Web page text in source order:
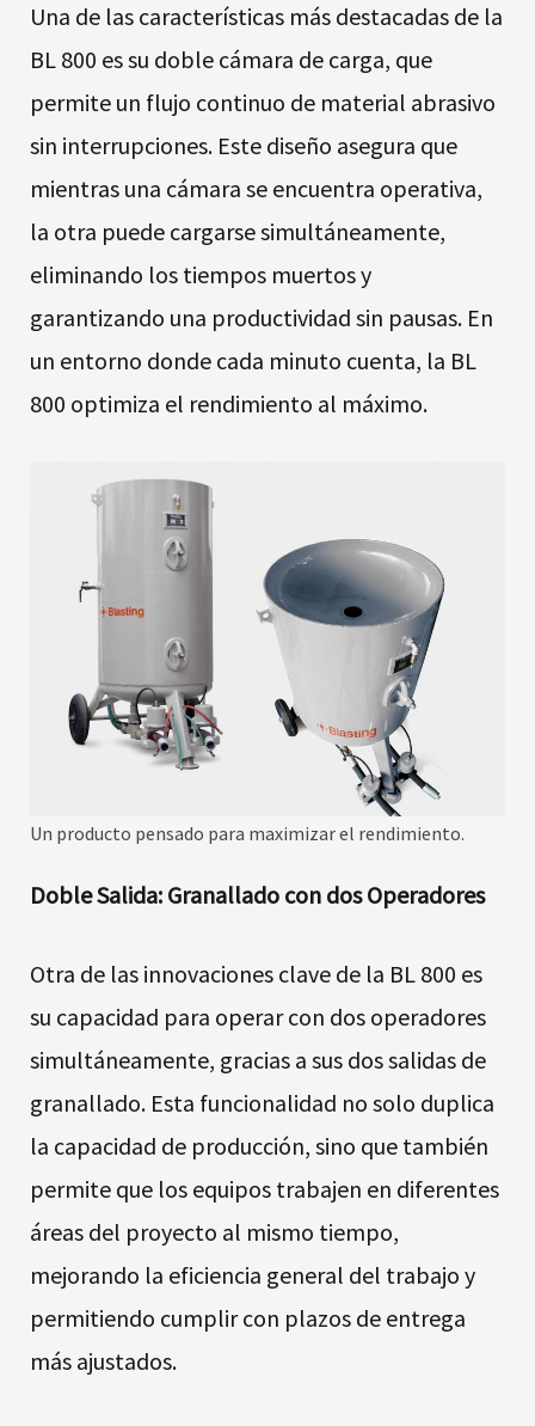
Una de las características más destacadas de la
BL 800 es su doble cámara de carga, que
permite un flujo continuo de material abrasivo
sin interrupciones. Este diseño asegura que
mientras una cámara se encuentra operativa,
la otra puede cargarse simultáneamente,
eliminando los tiempos muertos y
garantizando una productividad sin pausas. En
un entorno donde cada minuto cuenta, la BL
800 optimiza el rendimiento al máximo.
Un producto pensado para maximizar el rendimiento.
Doble Salida: Granallado con dos Operadores
Otra de las innovaciones clave de la BL 800 es
su capacidad para operar con dos operadores
simultáneamente, gracias a sus dos salidas de
granallado. Esta funcionalidad no solo duplica
la capacidad de producción, sino que también
permite que los equipos trabajen en diferentes
áreas del proyecto al mismo tiempo,
mejorando la eficiencia general del trabajo y
permitiendo cumplir con plazos de entrega
más ajustados.